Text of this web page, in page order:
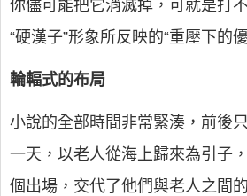
你儘可能把它消滅掉，可就是打
“硬漢子”形象所反映的“重壓下的
輪輻式的布局
小說的全部時間非常緊湊，前後
一天，以老人從海上歸來為引子
個出場，交代了他們與老人之間